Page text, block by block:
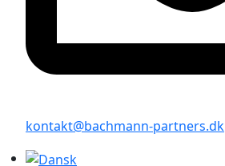
kontakt@bachmann-partners.dk